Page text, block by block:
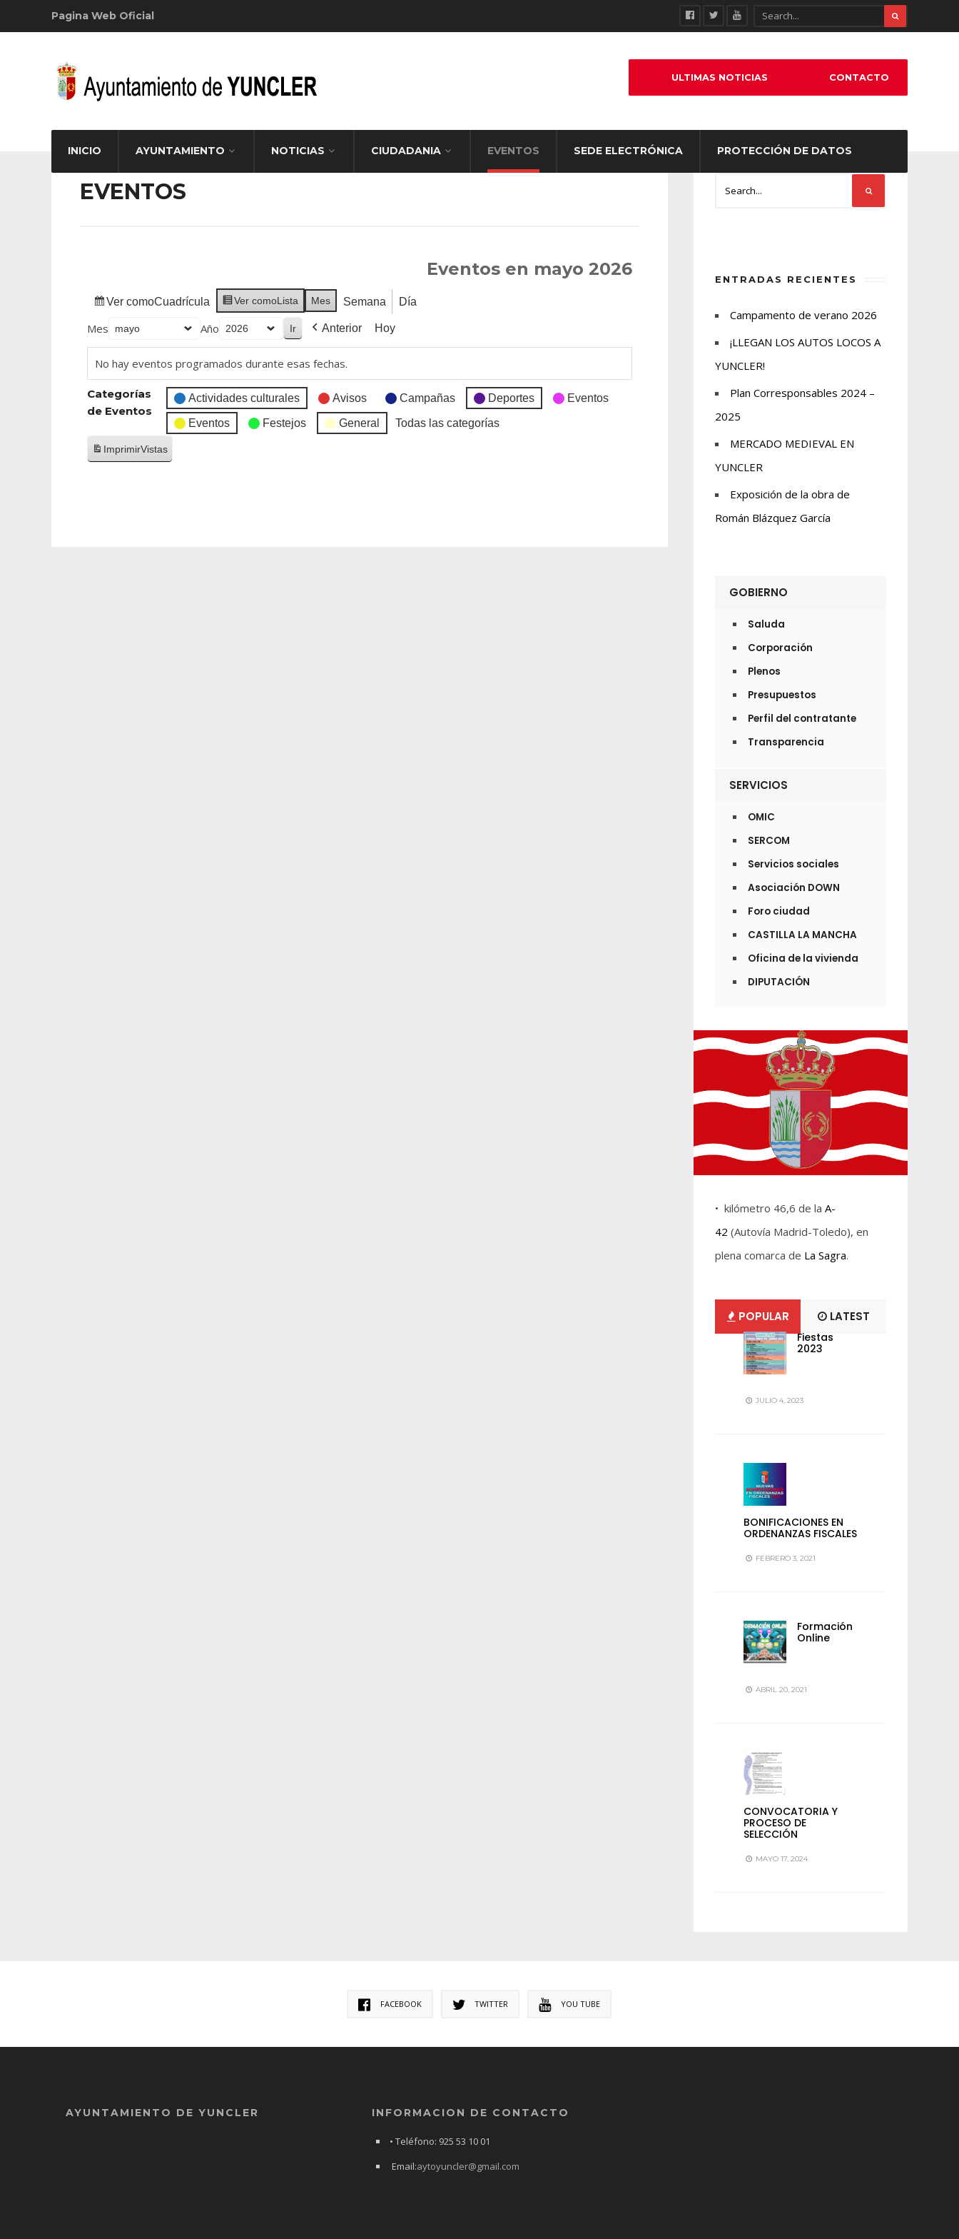
Pagina Web Oficial
INICIO AYUNTAMIENTO NOTICIAS CIUDADANIA EVENTOS SEDE ELECTRÓNICA PROTECCIÓN DE DATOS
ULTIMAS NOTICIAS CONTACTO
EVENTOS
Eventos en mayo 2026
Ver comoCuadrícula Ver comoLista Mes Semana Día
Mes Año Anterior Hoy
No hay eventos programados durante esas fechas.
Categorías
de Eventos
Actividades culturales Avisos Campañas Deportes Eventos
Eventos Festejos General Todas las categorías
ImprimirVistas
ENTRADAS RECIENTES
Campamento de verano 2026
¡LLEGAN LOS AUTOS LOCOS A
YUNCLER!
Plan Corresponsables 2024 –
2025
MERCADO MEDIEVAL EN
YUNCLER
Exposición de la obra de
Román Blázquez García
GOBIERNO
Saluda
Corporación
Plenos
Presupuestos
Perfil del contratante
Transparencia
SERVICIOS
OMIC
SERCOM
Servicios sociales
Asociación DOWN
Foro ciudad
CASTILLA LA MANCHA
Oficina de la vivienda
DIPUTACIÓN
• kilómetro 46,6 de la A-
42 (Autovía Madrid-Toledo), en
plena comarca de La Sagra.
POPULAR LATEST
Fiestas
2023
JULIO 4, 2023
BONIFICACIONES EN
ORDENANZAS FISCALES
FEBRERO 3, 2021
Formación
Online
ABRIL 20, 2021
CONVOCATORIA Y
PROCESO DE
SELECCIÓN
MAYO 17, 2024
FACEBOOK TWITTER YOU TUBE
AYUNTAMIENTO DE YUNCLER INFORMACION DE CONTACTO
• Teléfono: 925 53 10 01
Email:aytoyuncler@gmail.com